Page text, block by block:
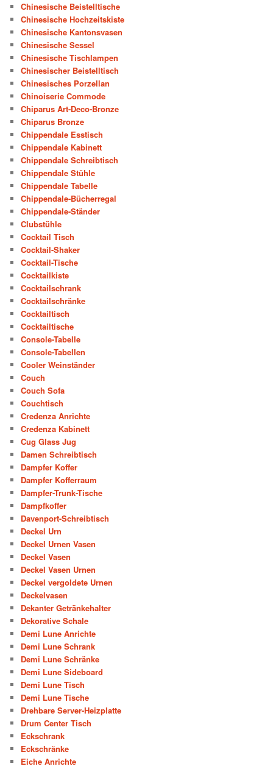
Chinesische Beistelltische
Chinesische Hochzeitskiste
Chinesische Kantonsvasen
Chinesische Sessel
Chinesische Tischlampen
Chinesischer Beistelltisch
Chinesisches Porzellan
Chinoiserie Commode
Chiparus Art-Deco-Bronze
Chiparus Bronze
Chippendale Esstisch
Chippendale Kabinett
Chippendale Schreibtisch
Chippendale Stühle
Chippendale Tabelle
Chippendale-Bücherregal
Chippendale-Ständer
Clubstühle
Cocktail Tisch
Cocktail-Shaker
Cocktail-Tische
Cocktailkiste
Cocktailschrank
Cocktailschränke
Cocktailtisch
Cocktailtische
Console-Tabelle
Console-Tabellen
Cooler Weinständer
Couch
Couch Sofa
Couchtisch
Credenza Anrichte
Credenza Kabinett
Cug Glass Jug
Damen Schreibtisch
Dampfer Koffer
Dampfer Kofferraum
Dampfer-Trunk-Tische
Dampfkoffer
Davenport-Schreibtisch
Deckel Urn
Deckel Urnen Vasen
Deckel Vasen
Deckel Vasen Urnen
Deckel vergoldete Urnen
Deckelvasen
Dekanter Getränkehalter
Dekorative Schale
Demi Lune Anrichte
Demi Lune Schrank
Demi Lune Schränke
Demi Lune Sideboard
Demi Lune Tisch
Demi Lune Tische
Drehbare Server-Heizplatte
Drum Center Tisch
Eckschrank
Eckschränke
Eiche Anrichte